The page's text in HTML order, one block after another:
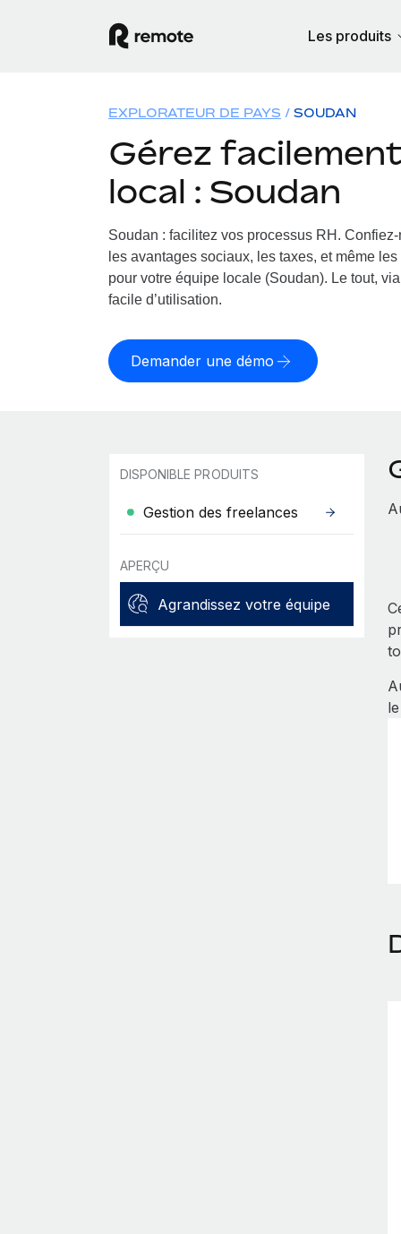
Les produits
EXPLORATEUR DE PAYS SOUDAN
Gérez facilement
local : Soudan
Soudan : facilitez vos processus RH.
les avantages sociaux, les taxes, et même les
pour votre équipe locale (Soudan). Le tout,
facile d’utilisation.
Demander une démo
DISPONIBLE PRODUITS
Gestion des freelances
APERÇU
Agrandissez votre équipe